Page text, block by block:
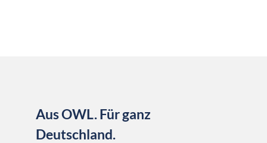
Aus OWL. Für ganz
Deutschland.